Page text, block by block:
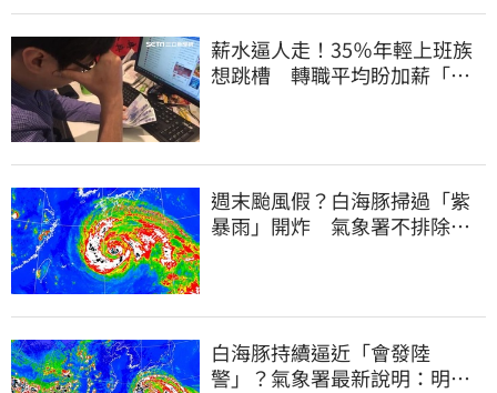
薪水逼人走！35％年輕上班族
想跳槽 轉職平均盼加薪「破
週末颱風假？白海豚掃過「紫
暴雨」開炸 氣象署不排除發
白海豚持續逼近「會發陸
警」？氣象署最新說明：明天